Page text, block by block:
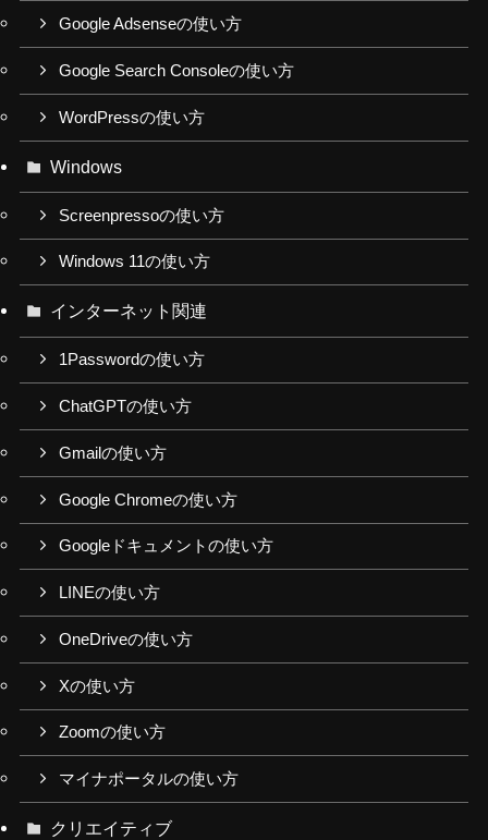
Google Adsenseの使い方
Google Search Consoleの使い方
WordPressの使い方
Windows
Screenpressoの使い方
Windows 11の使い方
インターネット関連
1Passwordの使い方
ChatGPTの使い方
Gmailの使い方
Google Chromeの使い方
Googleドキュメントの使い方
LINEの使い方
OneDriveの使い方
Xの使い方
Zoomの使い方
マイナポータルの使い方
クリエイティブ